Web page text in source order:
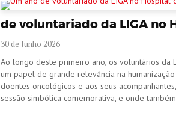
de voluntariado da LIGA no
30 de Junho 2026
Ao longo deste primeiro ano, os voluntários da
um papel de grande relevância na
doentes oncológicos e aos seus
sessão simbólica comemorativa, e onde